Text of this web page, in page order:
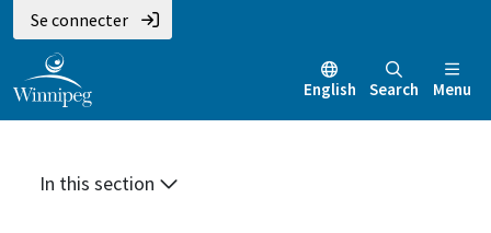
Aller
au
contenu
principal
Skip
to
main
menu
Skip
to
footer
Se connecter
English Search Menu
In this section